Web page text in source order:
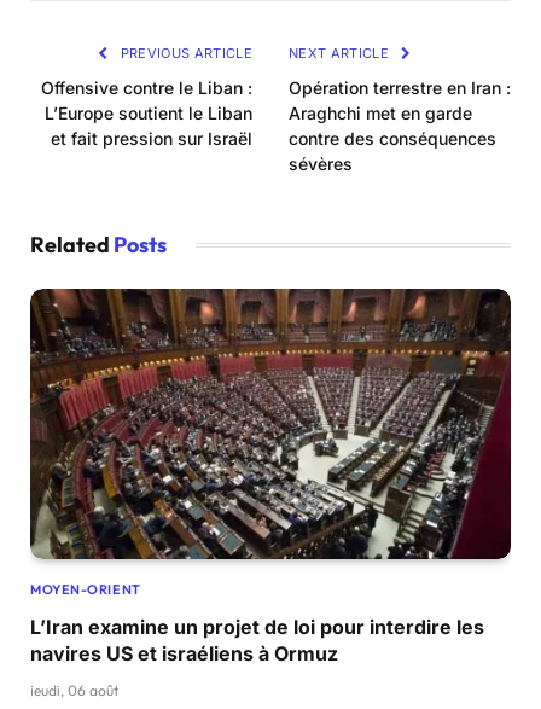
PREVIOUS ARTICLE
Offensive contre le Liban :
L’Europe soutient le Liban
et fait pression sur Israël
NEXT ARTICLE
Opération terrestre en Iran :
Araghchi met en garde
contre des conséquences
sévères
Related Posts
MOYEN-ORIENT
L’Iran examine un projet de loi pour interdire les
navires US et israéliens à Ormuz
jeudi, 06 août